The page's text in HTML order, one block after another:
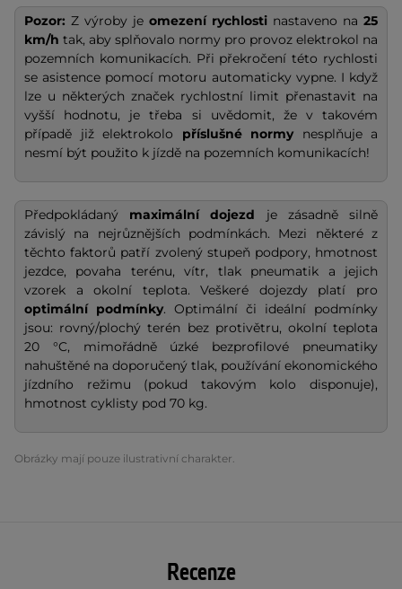
Pozor: Z výroby je omezení rychlosti nastaveno na 25
km/h tak, aby splňovalo normy pro provoz elektrokol na
pozemních komunikacích. Při překročení této rychlosti
se asistence pomocí motoru automaticky vypne. I když
lze u některých značek rychlostní limit přenastavit na
vyšší hodnotu, je třeba si uvědomit, že v takovém
případě již elektrokolo příslušné normynesplňuje a
nesmí být použito k jízdě na pozemních komunikacích!
Předpokládaný maximální dojezd je zásadně silně
závislý na nejrůznějších podmínkách. Mezi některé z
těchto faktorů patří zvolený stupeň podpory, hmotnost
jezdce, povaha terénu, vítr, tlak pneumatik a jejich
vzorek a okolní teplota. Veškeré dojezdy platí pro
optimální podmínky. Optimální či ideální podmínky
jsou: rovný/plochý terén bez protivětru, okolní teplota
20 °C, mimořádně úzké bezprofilové pneumatiky
nahuštěné na doporučený tlak, používání ekonomického
jízdního režimu (pokud takovým kolo disponuje),
hmotnost cyklisty pod 70 kg.
Obrázky mají pouze ilustrativní charakter.
Recenze